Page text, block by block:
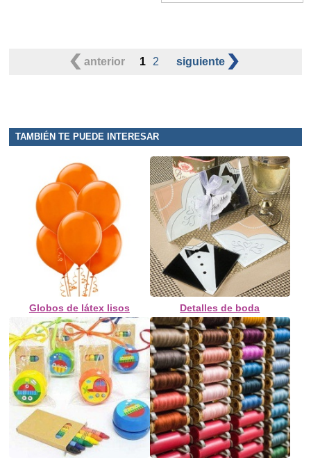
anterior 1 2 siguiente
TAMBIÉN TE PUEDE INTERESAR
Globos de látex lisos Detalles de boda